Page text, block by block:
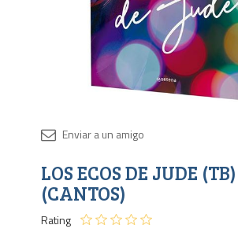
LOS ECOS DE JUDE (TB)
(CANTOS)
Rating